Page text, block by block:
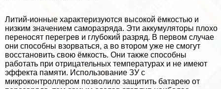
Литий-ионные хаpaктеризуются высокой ёмкостью и
низким значением саморазряда. Эти аккумуляторы плохо
переносят перегрев и глубокий разряд. В первом случае
они способны взорваться, а во втором уже не смогут
восстановить свою ёмкость. Они также способны
работать при отрицательных температурах и не имеют
эффекта памяти. Использование ЗУ с
микроконтроллером позволило защитить батарею от